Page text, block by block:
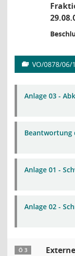
VO/0878/06/
Anlage 03 -
Beantwortung
Anlage 01 -
Anlage 02 -
Ö 3